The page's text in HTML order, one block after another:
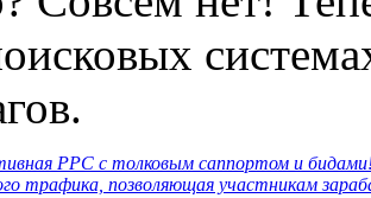
PPC с толковым саппортом и
трафика, позволяющая участникам